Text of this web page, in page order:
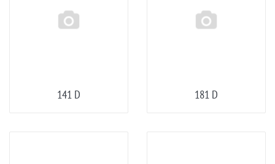
141 D 181 D